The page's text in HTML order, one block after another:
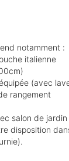
notamment :
italienne
(avec
rangement
salon de jardin
disposition